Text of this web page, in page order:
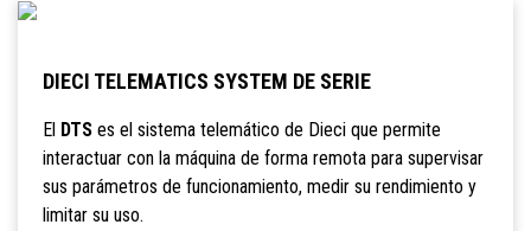
DIECI TELEMATICS SYSTEM DE SERIE
El DTSes el sistema telemático de Dieci que permite
interactuar con la máquina de forma remota para supervisar
sus parámetros de funcionamiento, medir su rendimiento y
limitar su uso.